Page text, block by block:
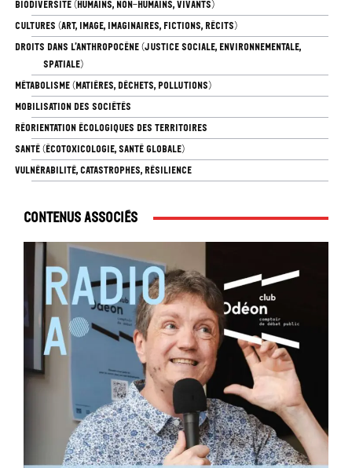
BIODIVERSITÉ (HUMAINS, NON-HUMAINS, VIVANTS)
CULTURES (ART, IMAGE, IMAGINAIRES, FICTIONS, RÉCITS)
DROITS DANS L’ANTHROPOCÈNE (JUSTICE SOCIALE, ENVIRONNEMENTALE,
SPATIALE)
MÉTABOLISME (MATIÈRES, DÉCHETS, POLLUTIONS)
MOBILISATION DES SOCIÉTÉS
RÉORIENTATION ÉCOLOGIQUES DES TERRITOIRES
SANTÉ (ÉCOTOXICOLOGIE, SANTÉ GLOBALE)
VULNÉRABILITÉ, CATASTROPHES, RÉSILIENCE
Contenus associés